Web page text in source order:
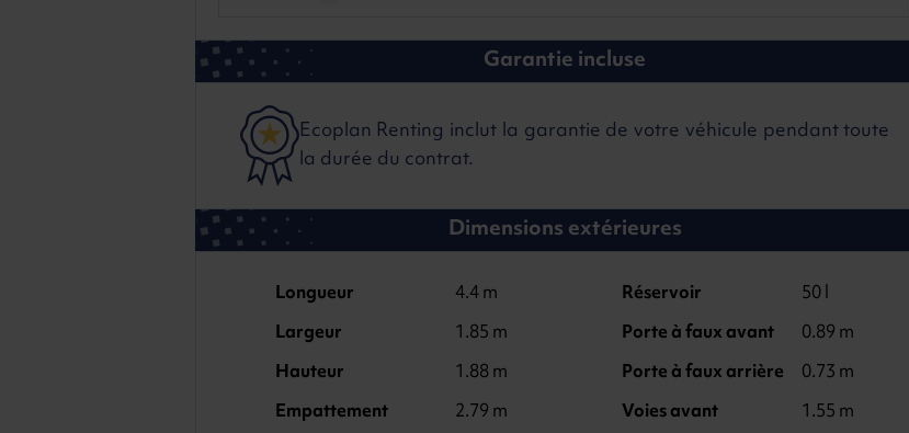
Garantie incluse
Ecoplan Renting inclut la garantie de votre véhicule pendant toute
la durée du contrat.
Dimensions extérieures
Longueur
4.4 m
Largeur
1.85 m
Hauteur
1.88 m
Empattement
2.79 m
Réservoir
50 l
Porte à faux avant
0.89 m
Porte à faux arrière 0.73 m
Voies avant
1.55 m